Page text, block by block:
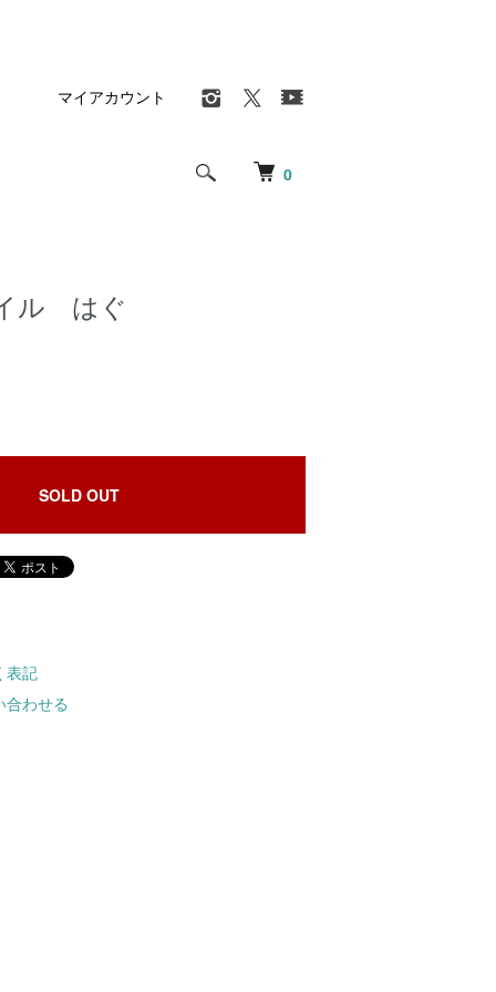
0
マイアカウント
ル はぐ
SOLD OUT
表記
合わせる